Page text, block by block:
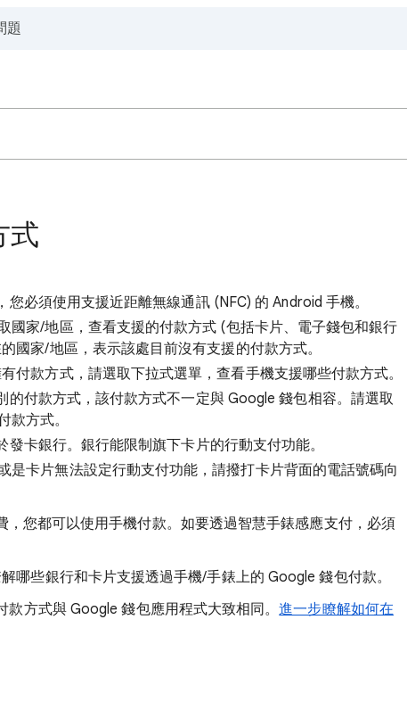
式
必須使用支援近距離無線通訊 (NFC) 的 Android 手機。
國家/地區，查看支援的付款方式 (包括卡片、電子錢包和銀行
國家/地區，表示該處目前沒有支援的付款方式。
付款方式，請選取下拉式選單，查看手機支援哪些付款方式。
的付款方式，該付款方式不一定與 Google 錢包相容。請選取
款方式。
卡銀行。銀行能限制旗下卡片的行動支付功能。
是卡片無法設定行動支付功能，請撥打卡片背面的電話號碼向
，您都可以使用手機付款。如要透過智慧手錶感應支付，必須
哪些銀行和卡片支援透過手機/手錶上的 Google 錢包付款。
款方式與 Google 錢包應用程式大致相同。進一步瞭解如何在